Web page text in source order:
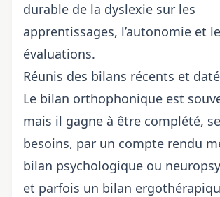
durable de la dyslexie sur les
apprentissages, l’autonomie et
évaluations.
Réunis des bilans récents et
Le bilan orthophonique est
mais il gagne à être complété,
besoins, par un compte rendu
bilan psychologique ou
et parfois un bilan